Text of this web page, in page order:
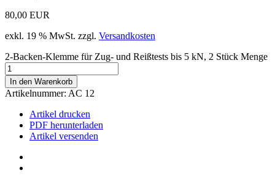
80,00 EUR
exkl. 19 % MwSt. zzgl. Versandkosten
2-Backen-Klemme für Zug- und Reißtests bis 5 kN, 2 Stück Menge
In den Warenkorb
Artikelnummer: AC 12
Artikel drucken
PDF herunterladen
Artikel versenden